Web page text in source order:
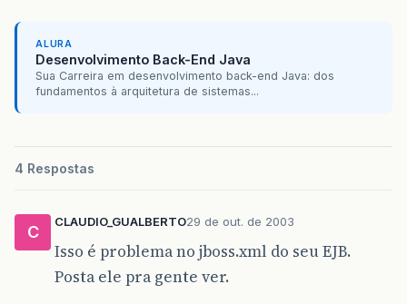
ALURA
Desenvolvimento Back-End Java
Sua Carreira em desenvolvimento back-end Java: dos
fundamentos à arquitetura de sistemas...
4 Respostas
C
CLAUDIO_GUALBERTO29 de out. de 2003
Isso é problema no jboss.xml do seu EJB.
Posta ele pra gente ver.